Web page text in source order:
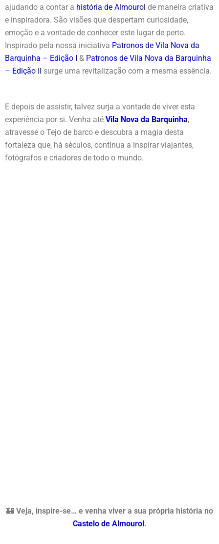
ajudando a contar a história de Almourol de maneira criativa
e inspiradora. São visões que despertam curiosidade,
emoção e a vontade de conhecer este lugar de perto.
Inspirado pela nossa iniciativa Patronos de Vila Nova da
Barquinha – Edição I
& Patronos de Vila Nova da Barquinha
– Edição II
surge uma revitalização com a mesma essência.
E depois de assistir, talvez surja a vontade de viver esta
experiência por si. Venha até Vila Nova da Barquinha,
atravesse o Tejo de barco e descubra a magia desta
fortaleza que, há séculos, continua a inspirar viajantes,
fotógrafos e criadores de todo o mundo.
🏰 Veja, inspire-se… e venha viver a sua própria história no
Castelo de Almourol.